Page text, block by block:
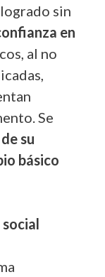
sin
en
al no
Se
su
básico